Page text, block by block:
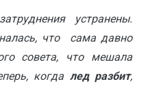
устранены.
что сама давно
совета, что мешала
когда лед разбит,